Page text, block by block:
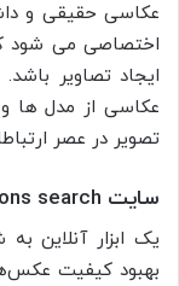
عکاسی حقیقی و
اختصاصی می شود
ایجاد تصاویر
عکاسی از مدل ها
تصویر در عصر
سایت search
یک ابزار آنلاین
بهبود کیفیت